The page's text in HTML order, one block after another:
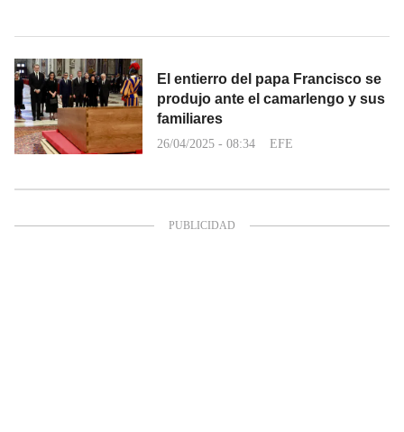
El entierro del papa Francisco se
produjo ante el camarlengo y sus
familiares
26/04/2025 - 08:34 EFE